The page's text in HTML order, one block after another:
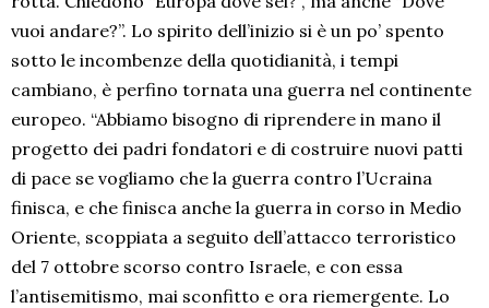
vuoi andare?”. Lo spirito dell’inizio si è un po’ spento
sotto le incombenze della quotidianità, i tempi
cambiano, è perfino tornata una guerra nel continente
europeo. “Abbiamo bisogno di riprendere in mano il
progetto dei padri fondatori e di costruire nuovi patti
di pace se vogliamo che la guerra contro l’Ucraina
finisca, e che finisca anche la guerra in corso in Medio
Oriente, scoppiata a seguito dell’attacco terroristico
del 7 ottobre scorso contro Israele, e con essa
l’antisemitismo, mai sconfitto e ora riemergente. Lo